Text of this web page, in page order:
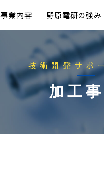
事業内容 野原電研の強み
技術開発サポ
加工事